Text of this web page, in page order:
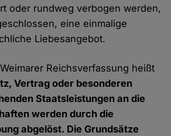
oder rundweg verbogen werden,
eine einmalige
Liebesangebot.
Reichsverfassung heißt
Vertrag oder besonderen
Staatsleistungen an die
werden durch die
abgelöst. Die Grundsätze